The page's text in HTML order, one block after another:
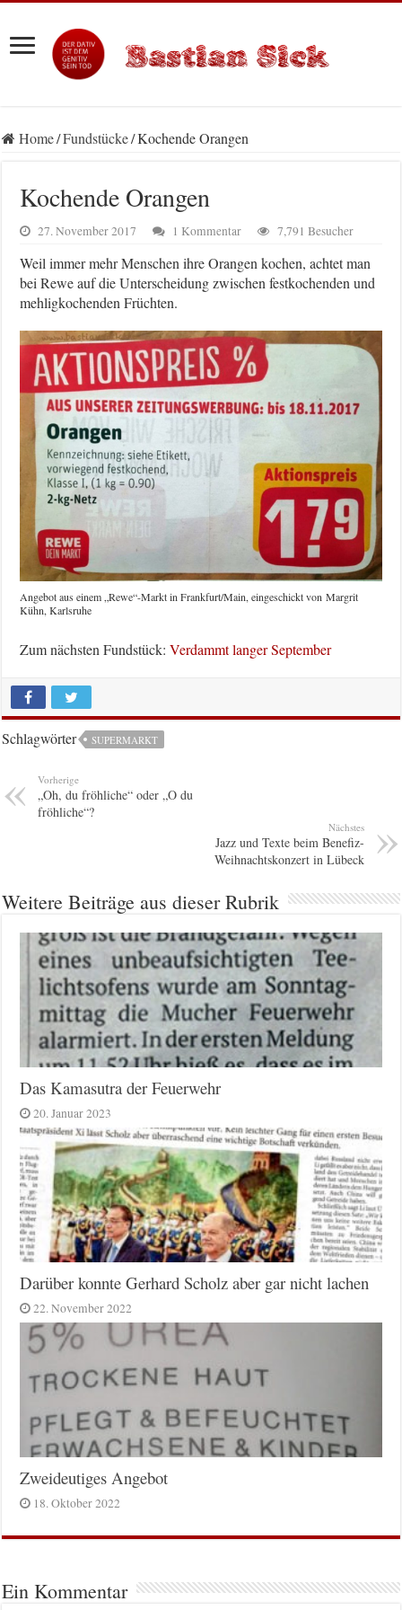
Home/Fundstücke/Kochende Orangen
Kochende Orangen
27. November 2017 1 Kommentar 7,791 Besucher
Weil immer mehr Menschen ihre Orangen kochen, achtet man
bei Rewe auf die Unterscheidung zwischen festkochenden und
mehligkochenden Früchten.
Angebot aus einem „Rewe“-Markt in Frankfurt/Main, eingeschickt von Margrit
Kühn, Karlsruhe
Zum nächsten Fundstück:Verdammt langer September
Schlagwörter SUPERMARKT
Vorherige
„Oh, du fröhliche“ oder „O du
fröhliche“?
Nächstes
Jazz und Texte beim Benefiz-
Weihnachtskonzert in Lübeck
Weitere Beiträge aus dieser Rubrik
Das Kamasutra der Feuerwehr
20. Januar 2023
Darüber konnte Gerhard Scholz aber gar nicht lachen
22. November 2022
Zweideutiges Angebot
18. Oktober 2022
Ein Kommentar